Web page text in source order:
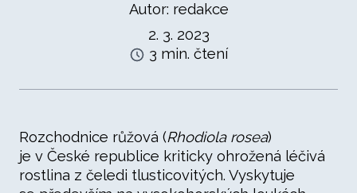
Autor: redakce
2. 3. 2023
3 min. čtení
Rozchodnice růžová (Rhodiola rosea)
je v České republice kriticky ohrožená léčivá
rostlina z čeledi tlusticovitých. Vyskytuje